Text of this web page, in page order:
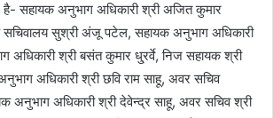
है- सहायक अनुभाग अधिकारी श्री अजित कुमार
सचिवालय सुश्री अंजू पटेल, सहायक अनुभाग अधिकारी
अधिकारी श्री बसंत कुमार धु्रर्वे, निज सहायक श्री
अधिकारी श्री छवि राम साहू, अवर सचिव
अनुभाग अधिकारी श्री देवेन्द्र साहू, अवर सचिव श्री